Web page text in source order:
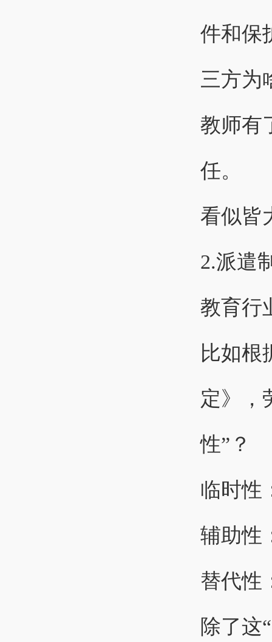
件和保
三方为
教师有
任。
看似皆
2.派遣
教育行
比如根
定》，
性”？
临时性
辅助性
替代性
除了这